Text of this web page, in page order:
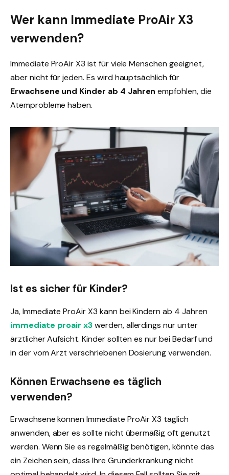
Wer kann Immediate ProAir X3
verwenden?
Immediate ProAir X3 ist für viele Menschen geeignet,
aber nicht für jeden. Es wird hauptsächlich für
Erwachsene und Kinder ab 4 Jahren empfohlen, die
Atemprobleme haben.
Ist es sicher für Kinder?
Ja, Immediate ProAir X3 kann bei Kindern ab 4 Jahren
immediate proair x3werden, allerdings nur unter
ärztlicher Aufsicht. Kinder sollten es nur bei Bedarf und
in der vom Arzt verschriebenen Dosierung verwenden.
Können Erwachsene es täglich
verwenden?
Erwachsene können Immediate ProAir X3 täglich
anwenden, aber es sollte nicht übermäßig oft genutzt
werden. Wenn Sie es regelmäßig benötigen, könnte das
ein Zeichen sein, dass Ihre Grunderkrankung nicht